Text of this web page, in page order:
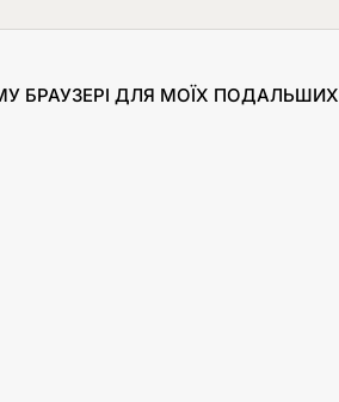
БРАУЗЕРІ ДЛЯ МОЇХ ПОДАЛЬШИХ